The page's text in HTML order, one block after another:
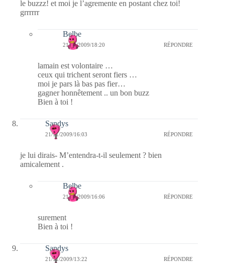
le buzzz! et moi je l’agremente en postant chez toi!
grrrrrr
Belbe
21/11/2009/18:20 RÉPONDRE
lamain est volontaire …
ceux qui trichent seront fiers …
moi je pars là bas pas fier…
gagner honnêtement .. un bon buzz
Bien à toi !
Sandys
21/11/2009/16:03 RÉPONDRE
je lui dirais- M’entendra-t-il seulement ? bien
amicalement .
Belbe
21/11/2009/16:06 RÉPONDRE
surement
Bien à toi !
Sandys
21/11/2009/13:22 RÉPONDRE